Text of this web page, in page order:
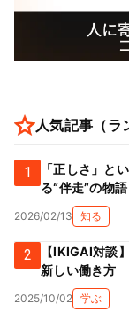
人気記事（ラ
1
「正しさ」と
る“伴走”の物
2026/02/13 知る
2
【IKIGAI対談
新しい働き方
2025/10/02 学ぶ